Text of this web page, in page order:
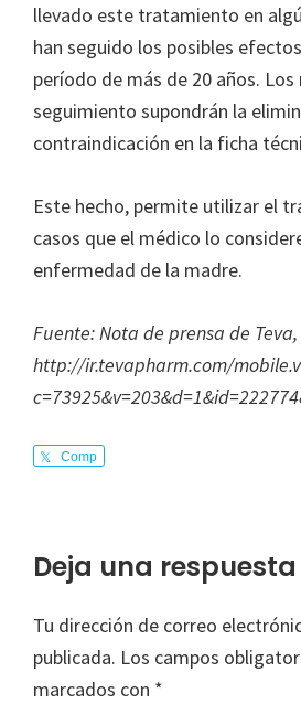
llevado este tratamiento en
han seguido los posibles
período de más de 20 años.
seguimiento supondrán la
contraindicación en la ficha
Este hecho, permite utilizar el
casos que el médico lo
enfermedad de la madre.
Fuente: Nota de prensa de
http://ir.tevapharm.com/
Comp
Interacciones
los
lectores
Deja una respuesta
Tu dirección de correo
publicada. Los campos
marcados con *